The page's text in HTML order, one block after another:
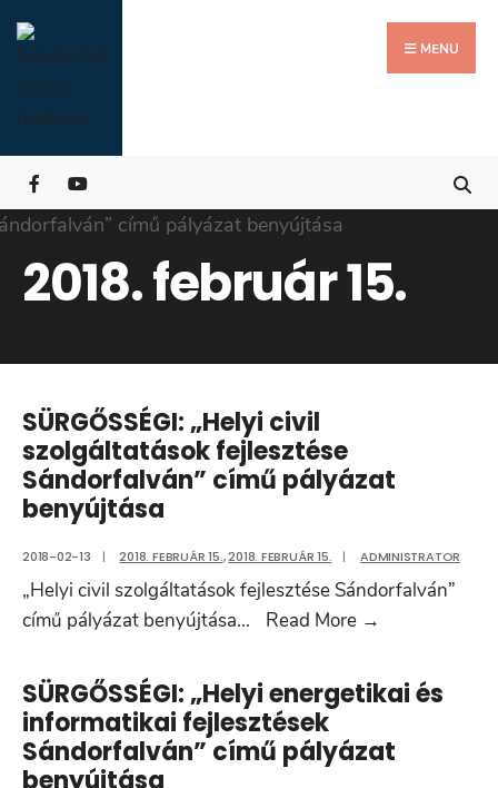
Skip
to
content
MENU
2018. február 15.
SÜRGŐSSÉGI: „Helyi civil
szolgáltatások fejlesztése
Sándorfalván” című pályázat
benyújtása
2018-02-13 | 2018. FEBRUÁR 15.,2018. FEBRUÁR 15. | ADMINISTRATOR
„Helyi civil szolgáltatások fejlesztése Sándorfalván”
című pályázat benyújtása... Read More →
civil
fejlesztése
SÜRGŐSSÉGI: „Helyi energetikai és
informatikai fejlesztések
Sándorfalván” című pályázat
benyújtása
for:
Close